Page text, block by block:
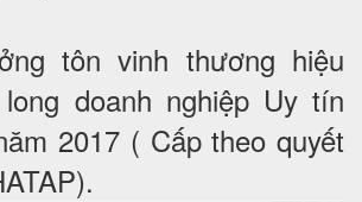
tôn vinh thương hiệu
doanh nghiệp Uy tín
2017 ( Cấp theo quyết